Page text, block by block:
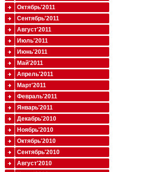
Октябрь'2011
Сентябрь'2011
Август'2011
Июль'2011
Июнь'2011
Май'2011
Апрель'2011
Март'2011
Февраль'2011
Январь'2011
Декабрь'2010
Ноябрь'2010
Октябрь'2010
Сентябрь'2010
Август'2010